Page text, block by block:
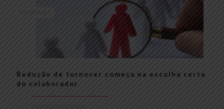
22/07/2025
Redução de turnover começa na escolha certa
do colaborador